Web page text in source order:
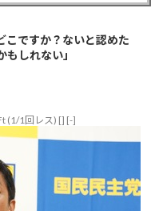
こですか？ないと認めた
しれない」
(1/1回レス) [] [-]